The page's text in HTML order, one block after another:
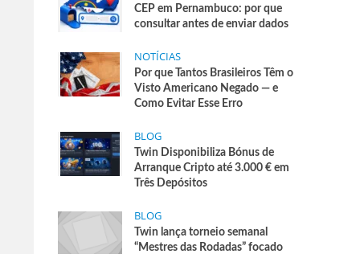
CEP em Pernambuco: por que
consultar antes de enviar dados
NOTÍCIAS
Por que Tantos Brasileiros Têm o
Visto Americano Negado — e
Como Evitar Esse Erro
BLOG
Twin Disponibiliza Bónus de
Arranque Cripto até 3.000 € em
Três Depósitos
BLOG
Twin lança torneio semanal
“Mestres das Rodadas” focado